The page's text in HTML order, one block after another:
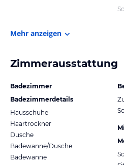
Mehr anzeigen
Zimmerausstattung
Badezimmer
Badezimmerdetails
Hausschuhe
Haartrockner
Dusche
Badewanne/Dusche
Badewanne